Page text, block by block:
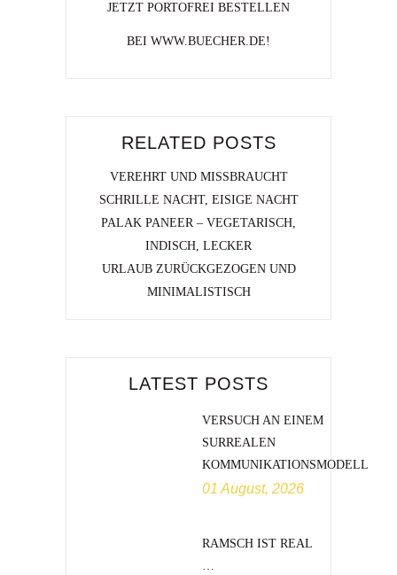
JETZT PORTOFREI BESTELLEN
BEI WWW.BUECHER.DE!
RELATED POSTS
VEREHRT UND MISSBRAUCHT
SCHRILLE NACHT, EISIGE NACHT
PALAK PANEER – VEGETARISCH,
INDISCH, LECKER
URLAUB ZURÜCKGEZOGEN UND
MINIMALISTISCH
LATEST POSTS
VERSUCH AN EINEM
SURREALEN
KOMMUNIKATIONSMODELL
01 August, 2026
RAMSCH IST REAL
…